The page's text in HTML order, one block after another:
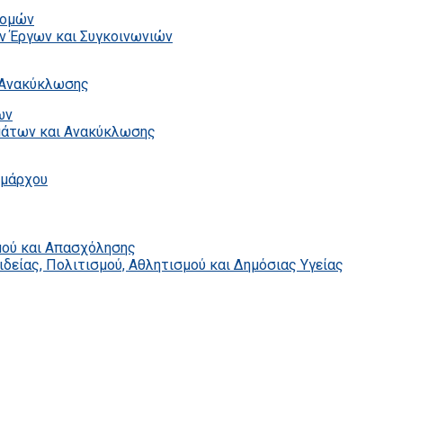
Έργων και Συγκοινωνιών
και Ανακύκλωσης
και Απασχόλησης
Πολιτισμού, Αθλητισμού και Δημόσιας Υγείας